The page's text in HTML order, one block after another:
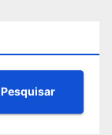
Pesquisar